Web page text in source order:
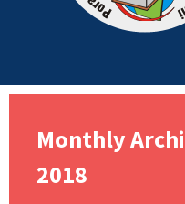
Monthly
2018